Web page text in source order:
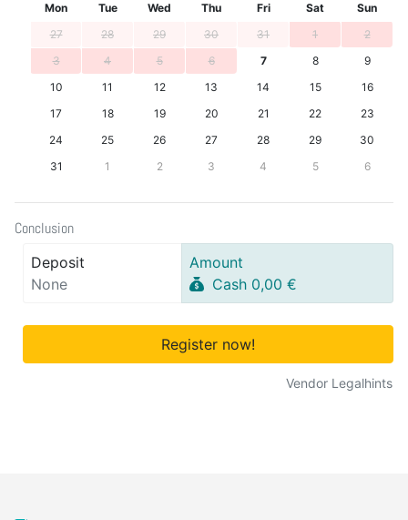
Mon
Tue Wed Thu Fri Sat
Sun
27
28 29 30 31 1
2
3
4 5 6 7 8
9
10
11 12 13 14 15
16
17
18 19 20 21 22
23
24
25 26 27 28 29
30
31
1 2 3 4 5 6
Conclusion
Deposit
None
Amount
Cash 0,00 €
Register now!
Vendor Legalhints